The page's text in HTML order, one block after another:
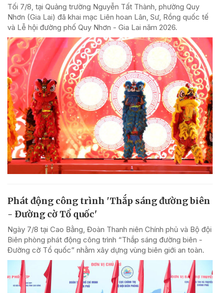
Tối 7/8, tại Quảng trường Nguyễn Tất Thành, phường Quy
Nhơn (Gia Lai) đã khai mạc Liên hoan Lân, Sư, Rồng quốc tế
và Lễ hội đường phố Quy Nhơn - Gia Lai năm 2026.
Phát động công trình 'Thắp sáng đường biên
- Đường cờ Tổ quốc'
Ngày 7/8 tại Cao Bằng, Đoàn Thanh niên Chính phủ và Bộ đội
Biên phòng phát động công trình “Thắp sáng đường biên -
Đường cờ Tổ quốc” nhằm xây dựng vùng biên giới an toàn.